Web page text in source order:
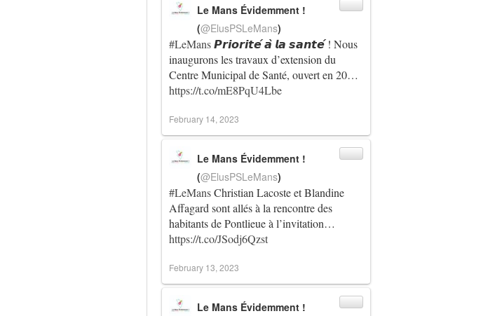
#LeMans𝙋𝙧𝙞𝙤𝙧𝙞𝙩𝙚́ 𝙖̀ 𝙡𝙖 𝙨𝙖𝙣𝙩𝙚́ ! Nous
inaugurons les travaux d’extension du
Centre Municipal de Santé, ouvert en 20…
https://t.co/mE8PqU4Lbe
Le Mans Évidemment !
(@ElusPSLeMans)
February 14, 2023
#LeMansChristian Lacoste et Blandine
Affagard sont allés à la rencontre des
habitants de Pontlieue à l’invitation…
https://t.co/JSodj6Qzst
Le Mans Évidemment !
(@ElusPSLeMans)
February 13, 2023
Le Mans Évidemment !